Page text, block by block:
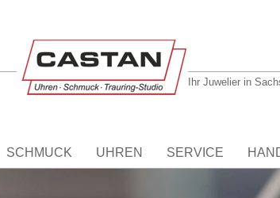
Ihr Juwelier in
SCHMUCK UHREN SERVICE